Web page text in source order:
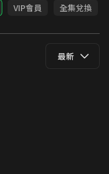
VIP會員 全集兌換
最新